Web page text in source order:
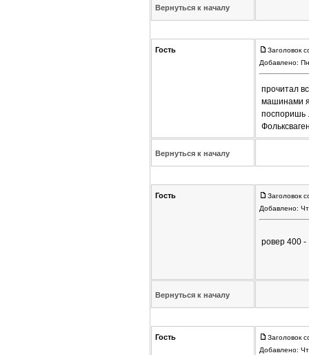
Вернуться к началу
Гость
Заголовок
Добавлено:
прочитал
машинами я
поспоришь
Вернуться к началу
Гость
Заголовок
Добавлено:
ровер 400 -
Вернуться к началу
Гость
Заголовок
Добавлено: